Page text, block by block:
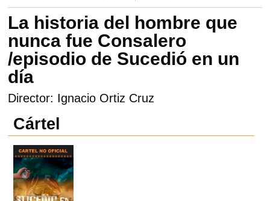
La historia del hombre que
nunca fue Consalero
/episodio de Sucedió en un
día
Director: Ignacio Ortiz Cruz
Cártel